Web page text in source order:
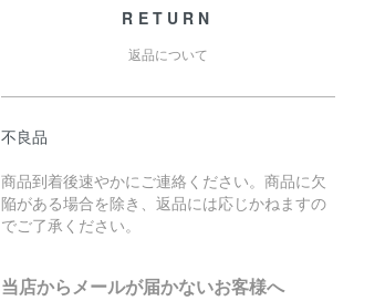
RETURN
返品について
不良品
商品到着後速やかにご連絡ください。商品に欠
陥がある場合を除き、返品には応じかねますの
でご了承ください。
当店からメールが届かないお客様へ